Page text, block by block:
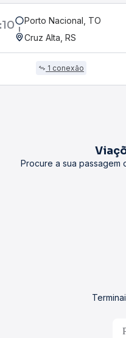
Porto Nacional, TO
Cruz Alta, RS
1 conexão
Procure a sua